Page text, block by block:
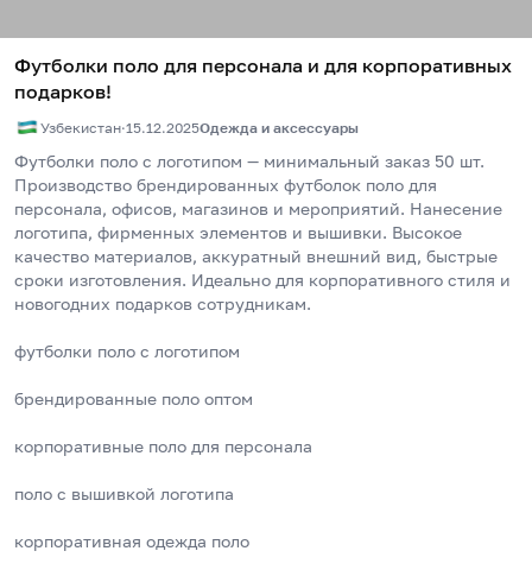
Футболки поло для персонала и для корпоративных
подарков!
Узбекистан·15.12.2025Одежда и аксессуары
Футболки поло с логотипом — минимальный заказ 50 шт.
Производство брендированных футболок поло для
персонала, офисов, магазинов и мероприятий. Нанесение
логотипа, фирменных элементов и вышивки. Высокое
качество материалов, аккуратный внешний вид, быстрые
сроки изготовления. Идеально для корпоративного стиля и
новогодних подарков сотрудникам.
футболки поло с логотипом
брендированные поло оптом
корпоративные поло для персонала
поло с вышивкой логотипа
корпоративная одежда поло